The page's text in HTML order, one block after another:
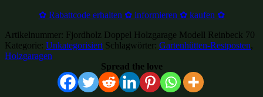
✿ Rabattcode erhalten ✿ informieren ✿ kaufen ✿
Artikelnummer: Fjordholz Doppel Holzgarage Modell Reinbeck 70
Kategorie: Unkategorisiert Schlagwörter: Gartenhütten-Restposten,
Holzgaragen
Spread the love